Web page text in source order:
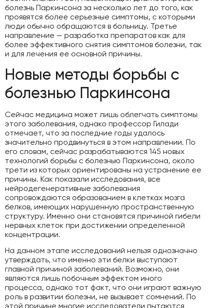
болезнь Паркинсона за несколько лет до того, как
проявятся более серьезные симптомы, с которыми
люди обычно обращаются в больницу. Третье
направление — разработка препаратов как для
более эффективного снятия симптомов болезни, так
и для лечения ее основной причины.
Новые методы борьбы с
болезнью Паркинсона
Сейчас медицина может лишь облегчать симптомы
этого заболевания, однако профессор Гилади
отмечает, что за последние годы удалось
значительно продвинуться в этом направлении. По
его словам, сейчас разрабатываются 145 новых
технологий борьбы с болезнью Паркинсона, около
трети из которых ориентированы на устранение ее
причины. Как показали исследования, все
нейродегенеративные заболевания
сопровождаются образованием в клетках мозга
белков, имеющих нарушенную пространственную
структуру. Именно они становятся причиной гибели
нервных клеток при достижении определенной
концентрации.
На данном этапе исследований нельзя однозначно
утверждать, что именно эти белки выступают
главной причиной заболеваний. Возможно, они
являются лишь побочным эффектом иного
процесса, однако тот факт, что они играют важную
роль в развитии болезни, не вызывает сомнений. По
этой причине многие исследователи пытаются